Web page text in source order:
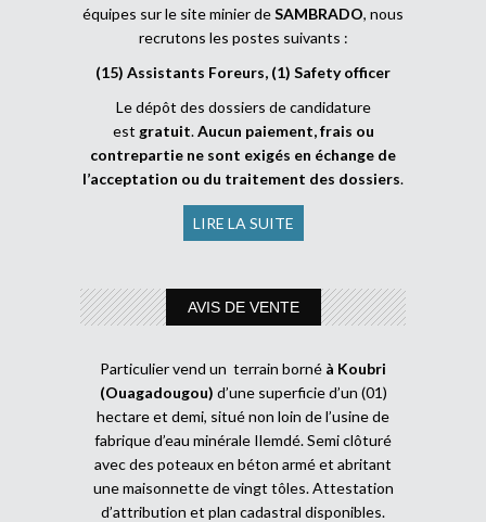
équipes sur le site minier deSAMBRADO, nous
recrutons les postes suivants :
(15) Assistants Foreurs, (1) Safety officer
Le dépôt des dossiers de candidature
est gratuit.Aucun paiement, frais ou
contrepartie ne sont exigés en échange de
l’acceptation ou du traitement des dossiers.
LIRE LA SUITE
AVIS DE VENTE
Particulier vend un terrain borné à Koubri
(Ouagadougou) d’une superficie d’un (01)
hectare et demi, situé non loin de l’usine de
fabrique d’eau minérale Ilemdé. Semi clôturé
avec des poteaux en béton armé et abritant
une maisonnette de vingt tôles. Attestation
d’attribution et plan cadastral disponibles.